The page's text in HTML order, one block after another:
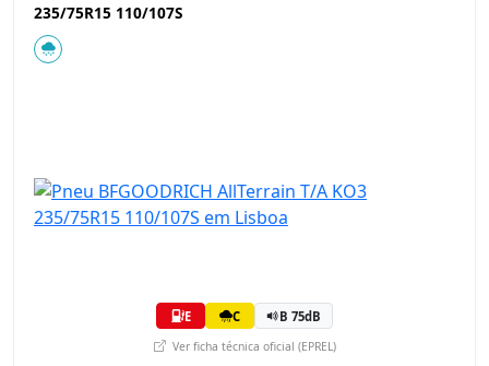
235/75R15 110/107S
E C B 75dB
Ver ficha técnica oficial (EPREL)